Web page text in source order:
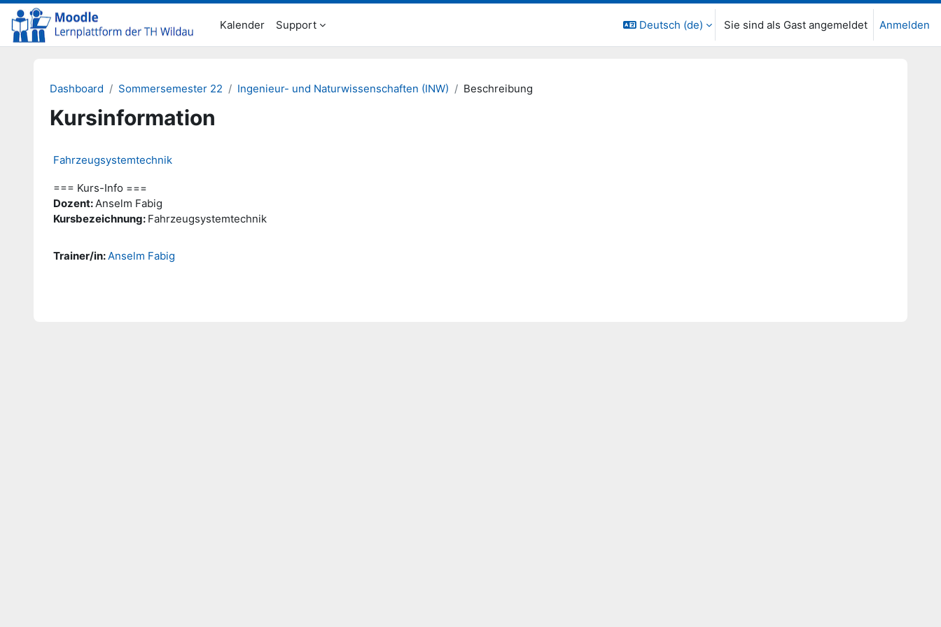
Zum Hauptinhalt
Kalender
Support Deutsch ‎(de)‎ Sie sind als Gast angemeldet Anmelden
Dashboard Sommersemester 22 Ingenieur- und Naturwissenschaften (INW) Beschreibung
Kursinformation
Fahrzeugsystemtechnik
=== Kurs-Info ===
Dozent:Anselm Fabig
Kursbezeichnung: Fahrzeugsystemtechnik
Trainer/in:Anselm Fabig